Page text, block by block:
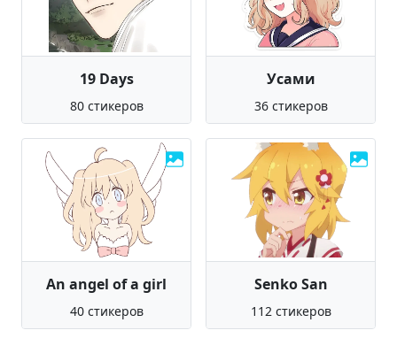
19 Days
80 стикеров
Усами
36 стикеров
An angel of a girl
40 стикеров
Senko San
112 стикеров